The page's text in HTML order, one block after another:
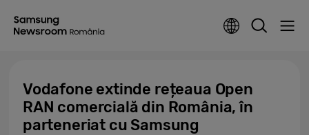
Vodafone extinde rețeaua Open
RAN comercială din România, în
parteneriat cu Samsung